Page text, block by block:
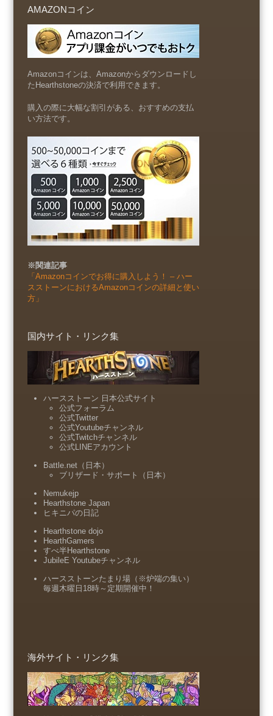
AMAZONコイン
Amazonコインは、Amazonからダウンロードし
たHearthstoneの決済で利用できます。
購入の際に大幅な割引がある、おすすめの支払
い方法です。
※関連記事
「Amazonコインでお得に購入しよう！ – ハー
スストーンにおけるAmazonコインの詳細と使い
方」
国内サイト・リンク集
ハースストーン 日本公式サイト
公式フォーラム
公式Twitter
公式Youtubeチャンネル
公式Twitchチャンネル
公式LINEアカウント
Battle.net（日本）
ブリザード・サポート（日本）
Nemukejp
Hearthstone Japan
ヒキニパの日記
Hearthstone dojo
HearthGamers
すべ半Hearthstone
JubileE Youtubeチャンネル
ハースストーンたまり場（※炉端の集い）
毎週木曜日18時～定期開催中！
海外サイト・リンク集